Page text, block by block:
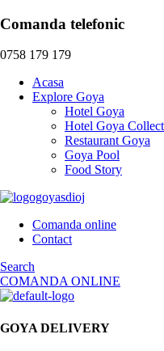
Restaurant Goya
Menu
Comanda telefonic
0758 179 179
Acasa
Explore Goya
Hotel Goya
Hotel Goya
Restaurant Goya
Goya Pool
Food Story
Comanda online
Contact
Search
COMANDA ONLINE
GOYA DELIVERY
Meniul zilei
Starters
Specialitati din pui
Specialitati din porc
Fructe de mare
Specialitati vita-oaie
Burgers
Salate
Paste
Cauta produs
Clear All
Meniul Zilei